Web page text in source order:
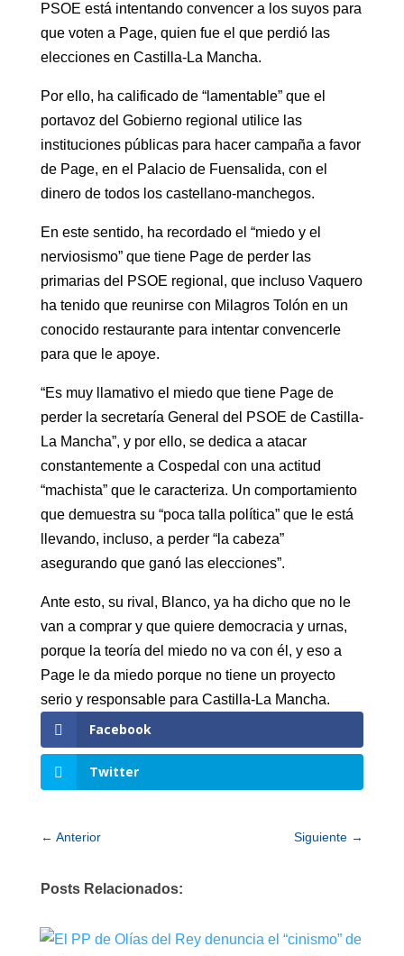
PSOE está intentando convencer a los suyos para
que voten a Page, quien fue el que perdió las
elecciones en Castilla-La Mancha.
Por ello, ha calificado de “lamentable” que el
portavoz del Gobierno regional utilice las
instituciones públicas para hacer campaña a favor
de Page, en el Palacio de Fuensalida, con el
dinero de todos los castellano-manchegos.
En este sentido, ha recordado el “miedo y el
nerviosismo” que tiene Page de perder las
primarias del PSOE regional, que incluso Vaquero
ha tenido que reunirse con Milagros Tolón en un
conocido restaurante para intentar convencerle
para que le apoye.
“Es muy llamativo el miedo que tiene Page de
perder la secretaría General del PSOE de Castilla-
La Mancha”, y por ello, se dedica a atacar
constantemente a Cospedal con una actitud
“machista” que le caracteriza. Un comportamiento
que demuestra su “poca talla política” que le está
llevando, incluso, a perder “la cabeza”
asegurando que ganó las elecciones”.
Ante esto, su rival, Blanco, ya ha dicho que no le
van a comprar y que quiere democracia y urnas,
porque la teoría del miedo no va con él, y eso a
Page le da miedo porque no tiene un proyecto
serio y responsable para Castilla-La Mancha.
Facebook
Twitter
← Anterior Siguiente →
Posts Relacionados: